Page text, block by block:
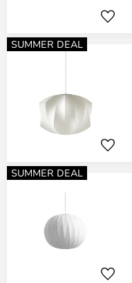
SUMMER DEAL
SUMMER DEAL